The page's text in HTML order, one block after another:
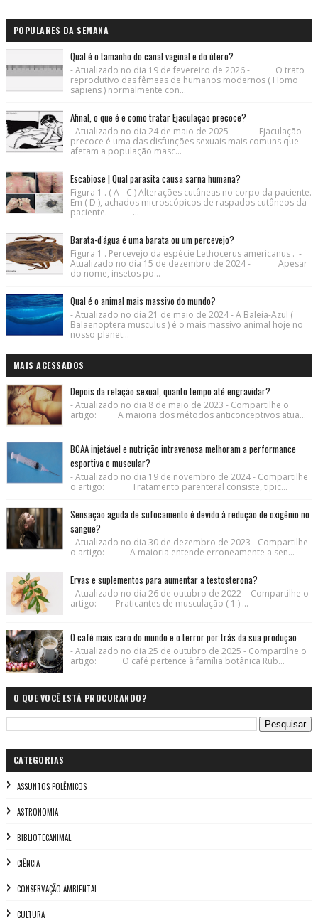
POPULARES DA SEMANA
Qual é o tamanho do canal vaginal e do útero?
- Atualizado no dia 19 de fevereiro de 2026 - O trato
reprodutivo das fêmeas de humanos modernos ( Homo
sapiens ) normalmente con...
Afinal, o que é e como tratar Ejaculação precoce?
- Atualizado no dia 24 de maio de 2025 - Ejaculação
precoce é uma das disfunções sexuais mais comuns que
afetam a população masc...
Escabiose | Qual parasita causa sarna humana?
Figura 1 . ( A - C ) Alterações cutâneas no corpo da paciente.
Em ( D ), achados microscópicos de raspados cutâneos da
paciente. ...
Barata-d'água é uma barata ou um percevejo?
Figura 1 . Percevejo da espécie Lethocerus americanus . -
Atualizado no dia 15 de dezembro de 2024 - Apesar
do nome, insetos po...
Qual é o animal mais massivo do mundo?
- Atualizado no dia 21 de maio de 2024 - A Baleia-Azul (
Balaenoptera musculus ) é o mais massivo animal hoje no
nosso planet...
MAIS ACESSADOS
Depois da relação sexual, quanto tempo até engravidar?
- Atualizado no dia 8 de maio de 2023 - Compartilhe o
artigo: A maioria dos métodos anticonceptivos atua...
BCAA injetável e nutrição intravenosa melhoram a performance
esportiva e muscular?
- Atualizado no dia 19 de novembro de 2024 - Compartilhe
o artigo: Tratamento parenteral consiste, tipic...
Sensação aguda de sufocamento é devido à redução de oxigênio no
sangue?
- Atualizado no dia 30 de dezembro de 2023 - Compartilhe
o artigo: A maioria entende erroneamente a sen...
Ervas e suplementos para aumentar a testosterona?
- Atualizado no dia 26 de outubro de 2022 - Compartilhe o
artigo: Praticantes de musculação ( 1 ) ...
O café mais caro do mundo e o terror por trás da sua produção
- Atualizado no dia 25 de outubro de 2025 - Compartilhe o
artigo: O café pertence à família botânica Rub...
O QUE VOCÊ ESTÁ PROCURANDO?
CATEGORIAS
ASSUNTOS POLÊMICOS
ASTRONOMIA
BIBLIOTECANIMAL
CIÊNCIA
CONSERVAÇÃO AMBIENTAL
CULTURA